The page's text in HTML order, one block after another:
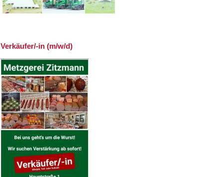
Verkäufer/-in (m/w/d)